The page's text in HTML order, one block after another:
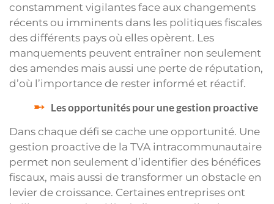
constamment vigilantes face aux changements
récents ou imminents dans les politiques fiscales
des différents pays où elles opèrent. Les
manquements peuvent entraîner non seulement
des amendes mais aussi une perte de réputation,
d’où l’importance de rester informé et réactif.
Les opportunités pour une gestion proactive
Dans chaque défi se cache une opportunité. Une
gestion proactive de la TVA intracommunautaire
permet non seulement d’identifier des bénéfices
fiscaux, mais aussi de transformer un obstacle en
levier de croissance. Certaines entreprises ont